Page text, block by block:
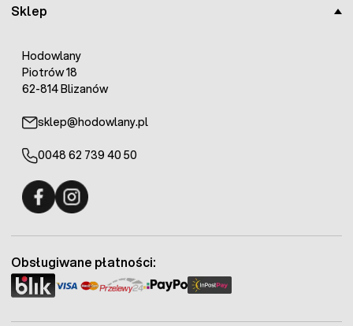
Sklep
Hodowlany
Piotrów 18
62-814 Blizanów
sklep@hodowlany.pl
0048 62 739 40 50
Obsługiwane płatności: